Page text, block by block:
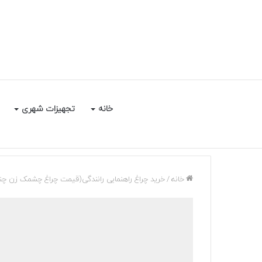
خانه تجهیزات شهری
خانه/خرید چراغ راهنمایی رانندگی(قیمت چراغ چشمک زن چند